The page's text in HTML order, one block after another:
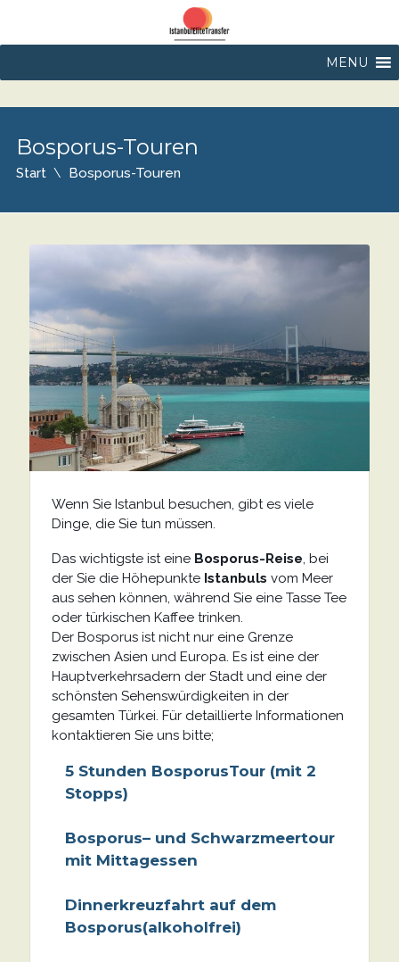
MENU
Bosporus-Touren
Start Bosporus-Touren
Wenn Sie Istanbul besuchen, gibt es viele
Dinge, die Sie tun müssen.
Das wichtigste ist eine Bosporus-Reise, bei
der Sie die Höhepunkte Istanbuls vom Meer
aus sehen können, während Sie eine Tasse Tee
oder türkischen Kaffee trinken.
Der Bosporus ist nicht nur eine Grenze
zwischen Asien und Europa. Es ist eine der
Hauptverkehrsadern der Stadt und eine der
schönsten Sehenswürdigkeiten in der
gesamten Türkei. Für detaillierte Informationen
kontaktieren Sie uns bitte;
5 Stunden BosporusTour (mit 2
Stopps)
Bosporus– und Schwarzmeertour
mit Mittagessen
Dinnerkreuzfahrt auf dem
Bosporus(alkoholfrei)